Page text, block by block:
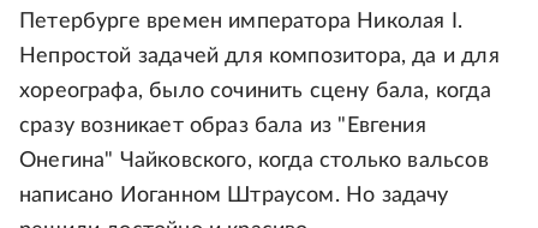
Петербурге времен императора Николая I.
Непростой задачей для композитора, да и для
хореографа, было сочинить сцену бала, когда
сразу возникает образ бала из "Евгения
Онегина" Чайковского, когда столько вальсов
написано Иоганном Штраусом. Но задачу